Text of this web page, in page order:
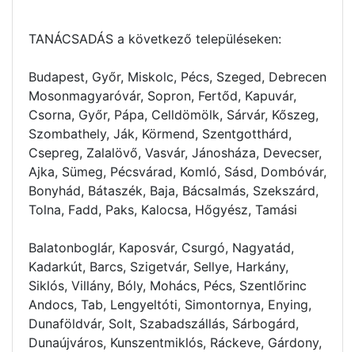
TANÁCSADÁS a következő településeken:
Budapest, Győr, Miskolc, Pécs, Szeged, Debrecen
Mosonmagyaróvár, Sopron, Fertőd, Kapuvár,
Csorna, Győr, Pápa, Celldömölk, Sárvár, Kőszeg,
Szombathely, Ják, Körmend, Szentgotthárd,
Csepreg, Zalalövő, Vasvár, Jánosháza, Devecser,
Ajka, Sümeg, Pécsvárad, Komló, Sásd, Dombóvár,
Bonyhád, Bátaszék, Baja, Bácsalmás, Szekszárd,
Tolna, Fadd, Paks, Kalocsa, Hőgyész, Tamási
Balatonboglár, Kaposvár, Csurgó, Nagyatád,
Kadarkút, Barcs, Szigetvár, Sellye, Harkány,
Siklós, Villány, Bóly, Mohács, Pécs, Szentlőrinc
Andocs, Tab, Lengyeltóti, Simontornya, Enying,
Dunaföldvár, Solt, Szabadszállás, Sárbogárd,
Dunaújváros, Kunszentmiklós, Ráckeve, Gárdony,